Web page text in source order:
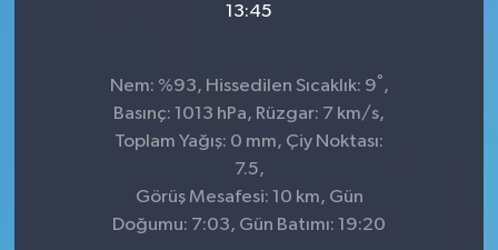
13:45
Nem: %93, Hissedilen Sıcaklık: 9° ,
Basınç: 1013 hPa, Rüzgar: 7 km/s,
Toplam Yağış: 0 mm, Çiy Noktası:
7.5,
Görüş Mesafesi: 10 km, Gün
Doğumu: 7:03, Gün Batımı: 19:20